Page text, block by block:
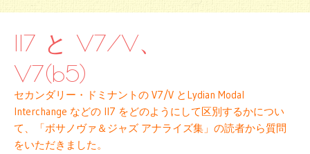
II7 と V7/V、
V7(b5)
セカンダリー・ドミナントの V7/V とLydian Modal
Interchange などの II7 をどのようにして区別するかについ
て、「ボサノヴァ＆ジャズ アナライズ集」の読者から質問
をいただきました。